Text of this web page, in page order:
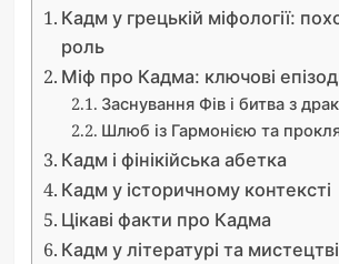
Кадм у грецькій міфології:
роль
Міф про Кадма: ключові
Заснування Фів і битва з
Шлюб із Гармонією та
Кадм і фінікійська абетка
Кадм у історичному контексті
Цікаві факти про Кадма
Кадм у літературі та мистецтві